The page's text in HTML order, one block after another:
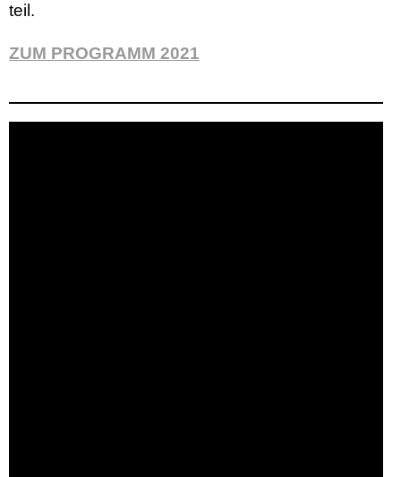
teil.
ZUM PROGRAMM 2021